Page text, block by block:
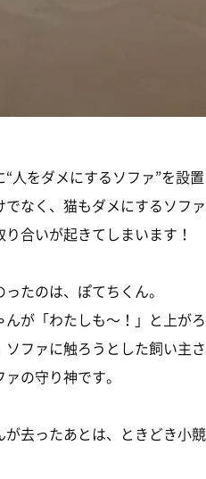
“人をダメにするソファ”を設置
でなく、猫もダメにするソ
合いが起きてしまいます！
たのは、ぽてちくん。
んが「わたしも～！」と上が
ソファに触ろうとした飼い
の守り神です。
が去ったあとは、ときどき小